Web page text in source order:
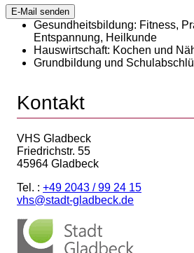
E-Mail senden
Gesundheitsbildung: Fitness,
Entspannung, Heilkunde
Hauswirtschaft: Kochen und
Grundbildung und
Kontakt
VHS Gladbeck
Friedrichstr. 55
45964 Gladbeck
Tel. : +49 2043 / 99 24 15
vhs@stadt-gladbeck.de